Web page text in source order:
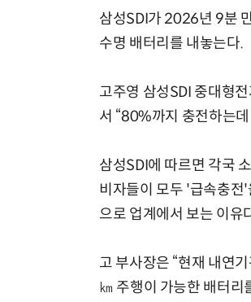
삼성SDI가 2026년 9분
수명 배터리를 내놓는다.
고주영 삼성SDI 중대형
서 “80%까지 충전하는
삼성SDI에 따르면 각국
비자들이 모두 '급속충전
으로 업계에서 보는 이유
고 부사장은 “현재 내연
㎞ 주행이 가능한 배터리